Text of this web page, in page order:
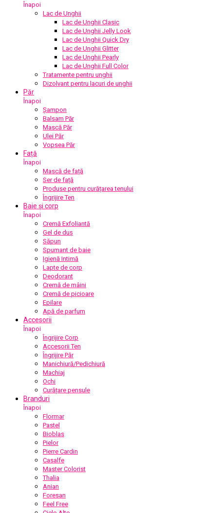
Înapoi
Lac de Unghii
Lac de Unghii Clasic
Lac de Unghii Jelly Look
Lac de Unghii Quick Dry
Lac de Unghii Glitter
Lac de Unghii Pearly
Lac de Unghii Full Color
Tratamente pentru unghii
Dizolvant pentru lacuri de unghii
Păr
Înapoi
Șampon
Balsam Păr
Mască Păr
Ulei Păr
Vopsea Păr
Față
Înapoi
Mască de față
Ser de față
Produse pentru curățarea tenului
Îngrijire Ten
Baie și corp
Înapoi
Cremă Exfoliantă
Gel de duș
Săpun
Spumant de baie
Igienă Intimă
Lapte de corp
Deodorant
Cremă de mâini
Cremă de picioare
Epilare
Apă de parfum
Accesorii
Înapoi
Îngrijire Corp
Accesorii Ten
Îngrijire Păr
Manichiură/Pedichiură
Machiaj
Ochi
Curățare pensule
Branduri
Înapoi
Flormar
Pastel
Bioblas
Pielor
Pierre Cardin
Casalfe
Master Colorist
Thalia
Anian
Foresan
Feel Free